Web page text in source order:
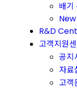
배기
R&D
고객지원
공지
자료
고객